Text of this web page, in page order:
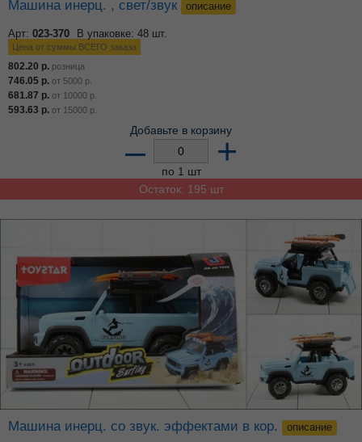
Машина инерц. , свет/звук описание
Арт: 023-370 В упаковке: 48 шт.
Цена от суммы ВСЕГО заказа
802.20 р. розница
746.05 р. от 5000 р.
681.87 р. от 10000 р.
593.63 р. от 15000 р.
Добавьте в корзину
– +
по 1 шт
Остаток: 195 шт
Машина инерц. со звук. эффектами в кор. описание